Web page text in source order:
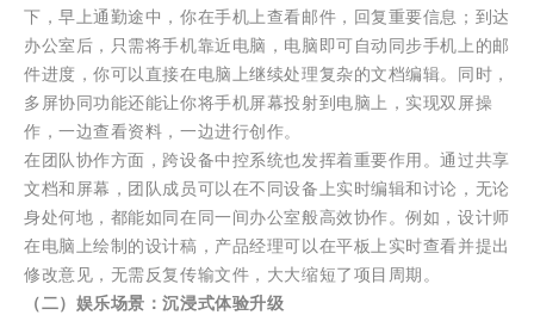
下，早上通勤途中，你在手机上查看邮件，回复重要信息；到达
办公室后，只需将手机靠近电脑，电脑即可自动同步手机上的邮
件进度，你可以直接在电脑上继续处理复杂的文档编辑。同时，
多屏协同功能还能让你将手机屏幕投射到电脑上，实现双屏操
作，一边查看资料，一边进行创作。
在团队协作方面，跨设备中控系统也发挥着重要作用。通过共享
文档和屏幕，团队成员可以在不同设备上实时编辑和讨论，无论
身处何地，都能如同在同一间办公室般高效协作。例如，设计师
在电脑上绘制的设计稿，产品经理可以在平板上实时查看并提出
修改意见，无需反复传输文件，大大缩短了项目周期。
（二）娱乐场景：沉浸式体验升级